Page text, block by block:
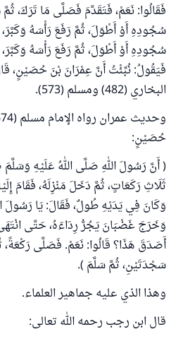
فَقَالُوا: نَعَمْ، فَتَقَدَّمَ فَصَلَّى مَا تَرَكَ،
سُجُودِهِ أَوْ أَطْوَلَ، ثُمَّ رَفَعَ رَأْسَهُ
سُجُودِهِ أَوْ أَطْوَلَ، ثُمَّ رَفَعَ رَأْسَهُ
فَيَقُولُ: نُبِّئْتُ أَنَّ عِمْرَانَ بْنَ حُصَيْنٍ،
البخاري (482) ومسلم (573).
حُصَيْنٍ:
( أَنَّ رَسُولَ اللهِ صَلَّى اللهُ عَلَيْهِ
ثَلَاثِ رَكَعَاتٍ، ثُمَّ دَخَلَ مَنْزِلَهُ، فَقَامَ
وَكَانَ فِي يَدَيْهِ طُولٌ، فَقَالَ: يَا رَسُولَ
وَخَرَجَ غَضْبَانَ يَجُرُّ رِدَاءَهُ، حَتَّى
أَصَدَقَ هَذَا؟ قَالُوا: نَعَمْ. فَصَلَّى
سَجْدَتَيْنِ، ثُمَّ سَلَّمَ ).
وهذا الذي عليه جماهير العلماء.
قال ابن رجب رحمه الله تعالى: